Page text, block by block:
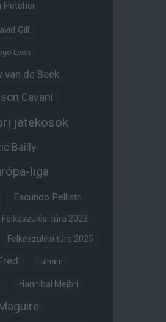
Fletcher
Gill
Leon
van de Beek
Cavani
játékosok
Bailly
liga
Facundo Pellistri
Felkészülési túra 2023
Felkészülési túra 2025
Fulham
Hannibal Mejbri